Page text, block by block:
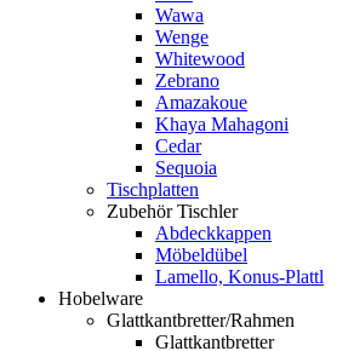
Wawa
Wenge
Whitewood
Zebrano
Amazakoue
Khaya Mahagoni
Cedar
Sequoia
Tischplatten
Zubehör Tischler
Abdeckkappen
Möbeldübel
Lamello, Konus-Plattl
Hobelware
Glattkantbretter/Rahmen
Glattkantbretter